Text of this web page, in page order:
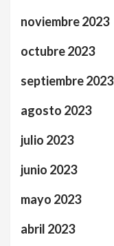
noviembre 2023
octubre 2023
septiembre 2023
agosto 2023
julio 2023
junio 2023
mayo 2023
abril 2023